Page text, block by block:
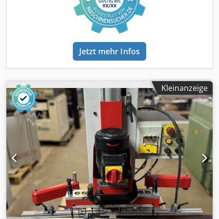
Ausstattung:Protec 571 Profit HSK63F mit 3-fach
MagazinRollentisch 765 mm (Y-Achse), klappbar, für
Maschinenvorderseite, Breite 500 mm Rollentisch 765 mm
(Y-Achse), klappbar, für Maschinenrückseite, Breite 500
mm Hilfsanschlag 600 mm mit integrierten Rollen für
Rollentische Zusatz-Sicherheitseinrichtung über
LamellenvorhangVoraussetzung für horizontale Fräsungen
für Lamello P-System(ohne Werkzeuge für Lamello P-
System)Bohrersatz für Protec Schaft ø 10 mm mit
Spannfläche (JSO) 1 HW-Dachspitzenbohrer 5x70mm (NL
35mm), LI # 30566-5-05035-L3 HW-Dübelbohrer 5x70mm
(NL 35mm), RE #30540-5-05035-R4 HW-Dübelbohrer
5x70mm (NL 35mm), LI #30540-5-05035-L3 HW-
Dübelbohrer 8x70mm (NL 35mm), RE #30540-5-08035-R 5
HW-Dübelbohrer 8x70mm (NL 35mm), LI #30540-5-08035-
L2 HW-Dübelbohrer 10x70mm (NL 35mm), LI #30540-5-
10035-L1 HW-Topfbohrer 15x70mm (NL 35mm), LI #30300-
5-15070-L1 HW-Topfbohrer 20x70mm (NL 35mm), RE
#30300-5-20070-R1 HW-Topfbohrer 35x70mm (NL 35mm),
RE #30300-5-35070-R HW-Nutfräser ø 125/30 mm
Nutfräserbreite (SB) 4,0 mm, Z=12, LI, LeitzNur für
Jetzt mehr Infos
Kleinanzeige